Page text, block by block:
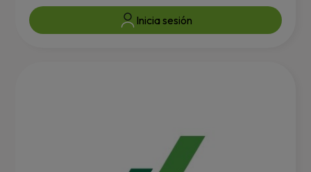
Inicia sesión